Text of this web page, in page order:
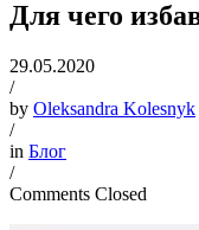
Для чего
29.05.2020
/
by Oleksandra Kolesnyk
/
in Блог
/
Comments Closed